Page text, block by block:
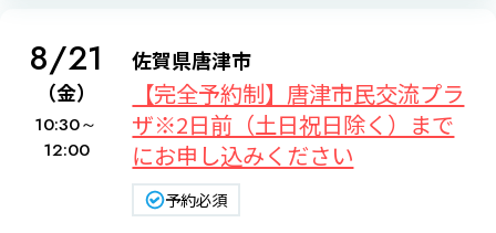
8/21
（金）
10:30～
12:00
佐賀県唐津市
【完全予約制】唐津市民交流プラ
ザ※2日前（土日祝日除く）まで
にお申し込みください
予約必須